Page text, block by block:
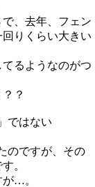
、去年、フェン
りくらい大きい
るようなのがつ
？
ではない
のですが、その
。
…。